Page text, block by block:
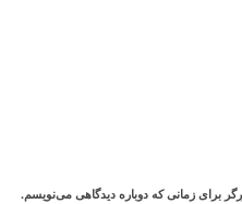
برای زمانی که دوباره دیدگاهی می‌نویسم.